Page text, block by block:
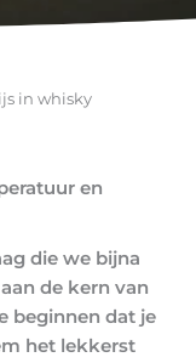
in whisky
en
die we bijna
de kern van
beginnen dat je
het lekkerst